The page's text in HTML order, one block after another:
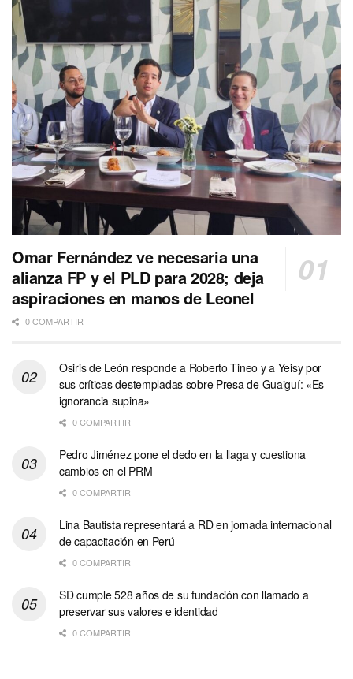
Omar Fernández ve necesaria una
alianza FP y el PLD para 2028; deja
aspiraciones en manos de Leonel
0 COMPARTIR
Osiris de León responde a Roberto Tineo y a Yeisy por
sus críticas destempladas sobre Presa de Guaiguí: «Es
ignorancia supina»
0 COMPARTIR
Pedro Jiménez pone el dedo en la llaga y cuestiona
cambios en el PRM
0 COMPARTIR
Lina Bautista representará a RD en jornada internacional
de capacitación en Perú
0 COMPARTIR
SD cumple 528 años de su fundación con llamado a
preservar sus valores e identidad
0 COMPARTIR